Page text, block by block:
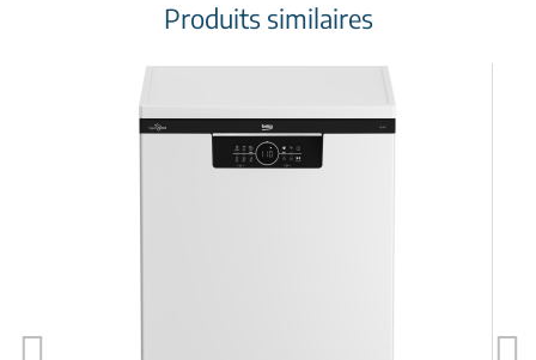
Produits similaires